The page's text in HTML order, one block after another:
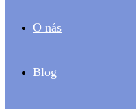
O nás
Blog